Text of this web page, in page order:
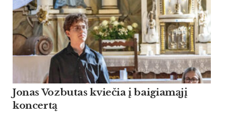
Jonas Vozbutas kviečia į baigiamąjį
koncertą